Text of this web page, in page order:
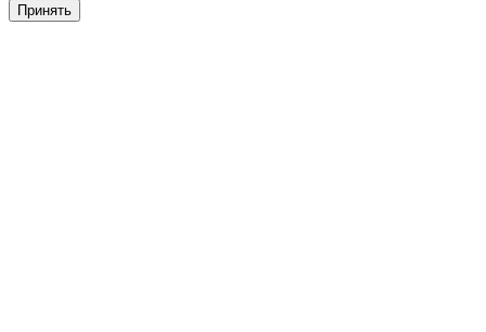
Принять